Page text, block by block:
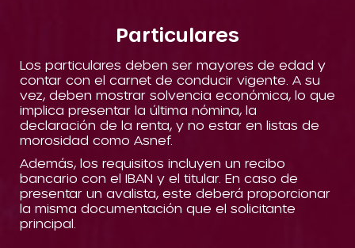
Particulares
Los particulares deben ser mayores de edad y
contar con el carnet de conducir vigente. A su
vez, deben mostrar solvencia económica, lo que
implica presentar la última nómina, la
declaración de la renta, y no estar en listas de
morosidad como Asnef.
Además, los requisitos incluyen un recibo
bancario con el IBAN y el titular. En caso de
presentar un avalista, este deberá proporcionar
la misma documentación que el solicitante
principal.